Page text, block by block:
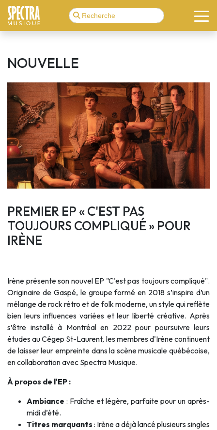
NOUVELLE
PREMIER EP « C'EST PAS
TOUJOURS COMPLIQUÉ » POUR
IRÈNE
Irène présente son nouvel EP "C'est pas toujours compliqué".
Originaire de Gaspé, le groupe formé en 2018 s’inspire d’un
mélange de rock rétro et de folk moderne, un style qui reflète
bien leurs influences variées et leur liberté créative. Après
s’être installé à Montréal en 2022 pour poursuivre leurs
études au Cégep St-Laurent, les membres d'Irène continuent
de laisser leur empreinte dans la scène musicale québécoise,
en collaboration avec Spectra Musique.
À propos de l'EP :
Ambiance : Fraîche et légère, parfaite pour un après-
midi d’été.
Titres marquants : Irène a déjà lancé plusieurs singles